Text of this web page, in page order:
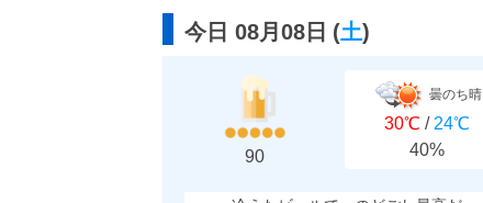
今日 08月08日 (土)
90
曇のち晴
30℃ / 24℃
40%